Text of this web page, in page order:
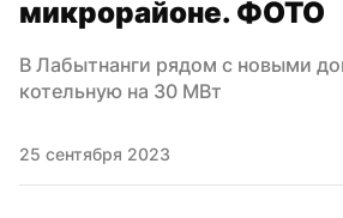
микрорайоне. ФОТО
В Лабытнанги рядом с новыми
котельную на 30 МВт
25 сентября 2023